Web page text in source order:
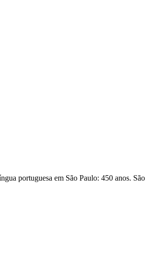
portuguesa em São Paulo: 450 anos.